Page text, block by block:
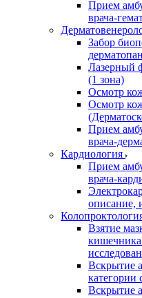
Прием
врача-
Забор
Лазерный
(1 зона)
Осмотр
Осмотр
Прием
врача-
Кардиология
Прием
врача-
описание,
Взятие
кишечника
Вскрытие
категории
Вскрытие